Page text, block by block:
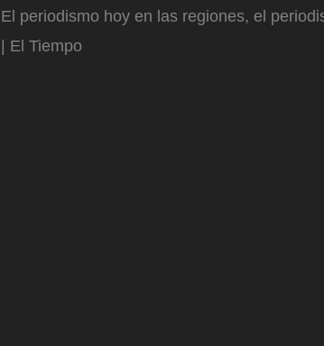
El periodismo hoy en las regiones, el
| El Tiempo